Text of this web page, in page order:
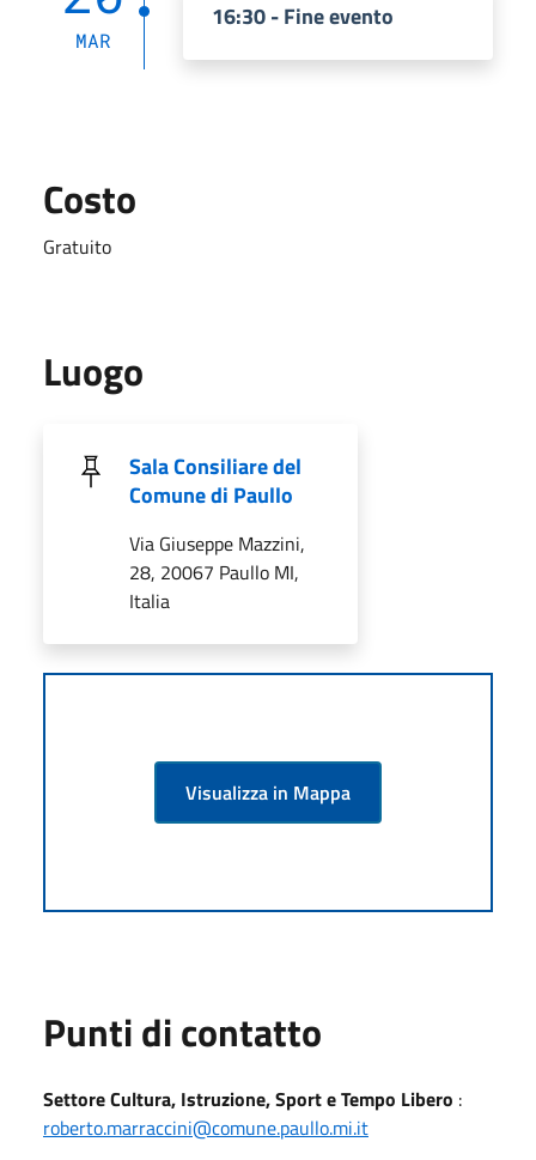
MAR
16:30 - Fine evento
Costo
Gratuito
Luogo
Sala Consiliare del
Comune di Paullo
Via Giuseppe Mazzini,
28, 20067 Paullo MI,
Italia
Visualizza in Mappa
Punti di contatto
Settore Cultura, Istruzione, Sport e Tempo Libero :
roberto.marraccini@comune.paullo.mi.it